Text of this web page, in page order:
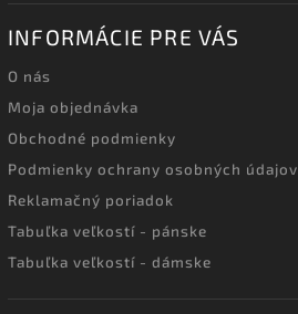
INFORMÁCIE PRE VÁS
O nás
Moja objednávka
Obchodné podmienky
Podmienky ochrany osobných údajov
Reklamačný poriadok
Tabuľka veľkostí - pánske
Tabuľka veľkostí - dámske